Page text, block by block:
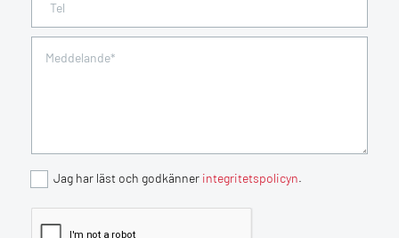
Jag har läst och godkänner integritetspolicyn.